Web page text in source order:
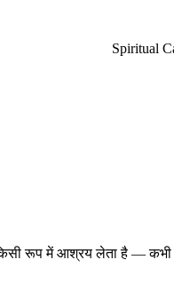
Spiritual
रूप में आश्रय लेता है — कभी